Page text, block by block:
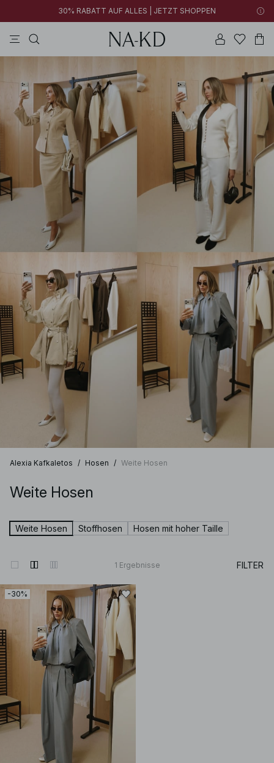
30% RABATT AUF ALLES | JETZT SHOPPEN
Alexia Kafkaletos / Hosen / Weite Hosen
Weite Hosen
Weite Hosen Stoffhosen Hosen mit hoher Taille
1 Ergebnisse FILTER
-30%